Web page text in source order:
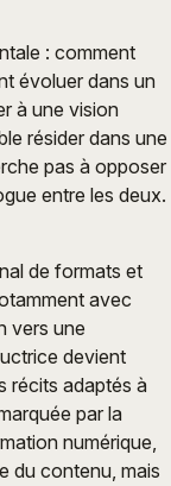
: comment
évoluer dans un
à une vision
résider dans une
pas à opposer
entre les deux.
de formats et
avec
vers une
devient
récits adaptés à
par la
numérique,
du contenu, mais